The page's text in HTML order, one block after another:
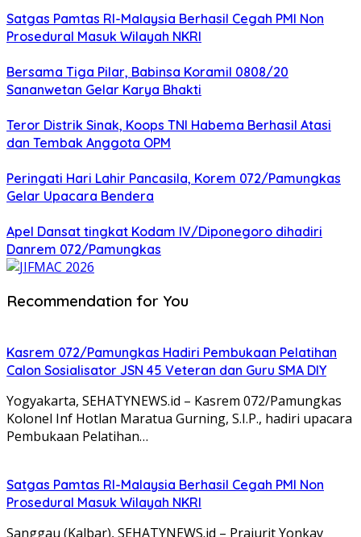
Satgas Pamtas RI-Malaysia Berhasil Cegah PMI Non
Prosedural Masuk Wilayah NKRI
Bersama Tiga Pilar, Babinsa Koramil 0808/20
Sananwetan Gelar Karya Bhakti
Teror Distrik Sinak, Koops TNI Habema Berhasil Atasi
dan Tembak Anggota OPM
Peringati Hari Lahir Pancasila, Korem 072/Pamungkas
Gelar Upacara Bendera
Apel Dansat tingkat Kodam lV/Diponegoro dihadiri
Danrem 072/Pamungkas
Recommendation for You
Kasrem 072/Pamungkas Hadiri Pembukaan Pelatihan
Calon Sosialisator JSN 45 Veteran dan Guru SMA DIY
Yogyakarta, SEHATYNEWS.id – Kasrem 072/Pamungkas
Kolonel Inf Hotlan Maratua Gurning, S.I.P., hadiri upacara
Pembukaan Pelatihan…
Satgas Pamtas RI-Malaysia Berhasil Cegah PMI Non
Prosedural Masuk Wilayah NKRI
Sanggau (Kalbar), SEHATYNEWS.id – Prajurit Yonkav